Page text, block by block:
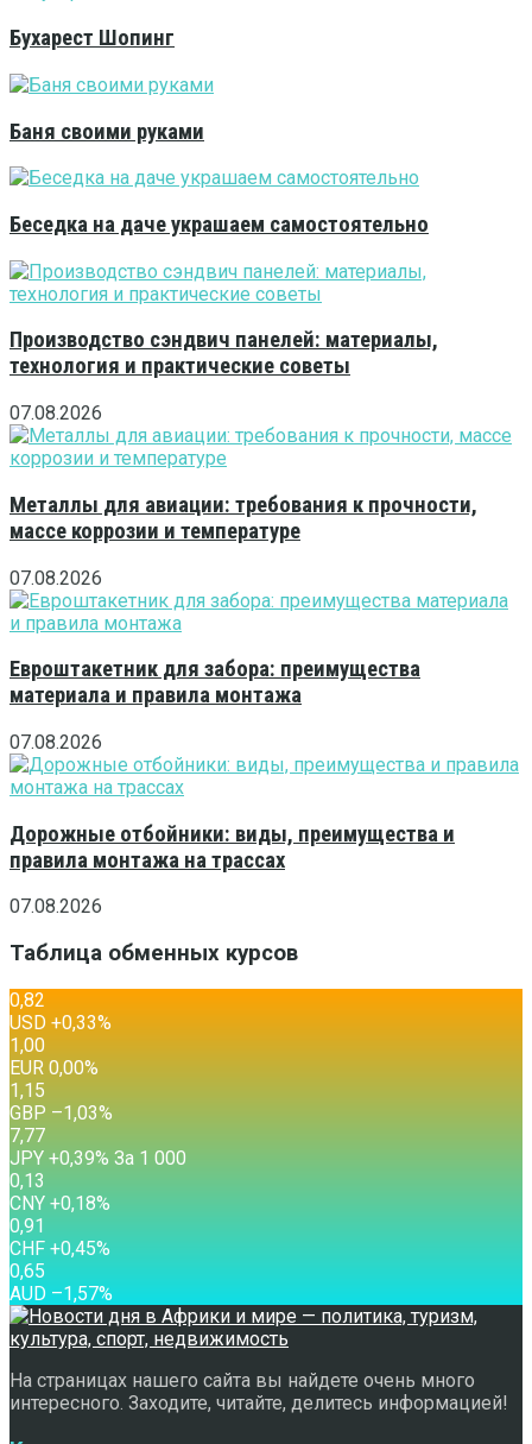
Бухарест Шопинг
Баня своими руками
Беседка на даче украшаем самостоятельно
Производство сэндвич панелей: материалы,
технология и практические советы
07.08.2026
Металлы для авиации: требования к прочности,
массе коррозии и температуре
07.08.2026
Евроштакетник для забора: преимущества
материала и правила монтажа
07.08.2026
Дорожные отбойники: виды, преимущества и
правила монтажа на трассах
07.08.2026
Таблица обменных курсов
0,82
USD +0,33%
1,00
EUR 0,00%
1,15
GBP –1,03%
7,77
JPY +0,39% За 1 000
0,13
CNY +0,18%
0,91
CHF +0,45%
0,65
AUD –1,57%
На страницах нашего сайта вы найдете очень много
интересного. Заходите, читайте, делитесь информацией!